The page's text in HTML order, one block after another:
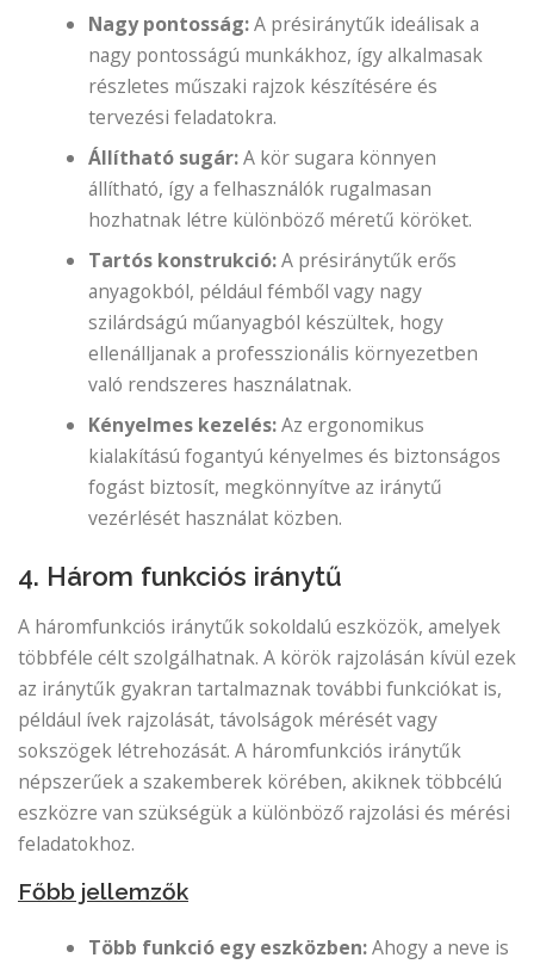
Nagy pontosság:A présiránytűk ideálisak a
nagy pontosságú munkákhoz, így alkalmasak
részletes műszaki rajzok készítésére és
tervezési feladatokra.
Állítható sugár:A kör sugara könnyen
állítható, így a felhasználók rugalmasan
hozhatnak létre különböző méretű köröket.
Tartós konstrukció:A présiránytűk erős
anyagokból, például fémből vagy nagy
szilárdságú műanyagból készültek, hogy
ellenálljanak a professzionális környezetben
való rendszeres használatnak.
Kényelmes kezelés:Az ergonomikus
kialakítású fogantyú kényelmes és biztonságos
fogást biztosít, megkönnyítve az iránytű
vezérlését használat közben.
4. Három funkciós iránytű
A háromfunkciós iránytűk sokoldalú eszközök, amelyek
többféle célt szolgálhatnak. A körök rajzolásán kívül ezek
az iránytűk gyakran tartalmaznak további funkciókat is,
például ívek rajzolását, távolságok mérését vagy
sokszögek létrehozását. A háromfunkciós iránytűk
népszerűek a szakemberek körében, akiknek többcélú
eszközre van szükségük a különböző rajzolási és mérési
feladatokhoz.
Főbb jellemzők
Több funkció egy eszközben:Ahogy a neve is